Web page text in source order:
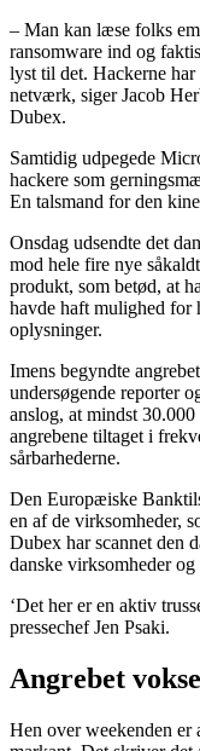
– Man kan læse folks
ransomware ind og
lyst til det. Hackerne
netværk, siger Jacob
Dubex.
Samtidig udpegede
hackere som
En talsmand for den
Onsdag udsendte det
mod hele fire nye
produkt, som betød, at
havde haft mulighed for
oplysninger.
Imens begyndte
undersøgende reporter
anslog, at mindst
angrebene tiltaget i
sårbarhederne.
Den Europæiske
en af de virksomheder,
Dubex har scannet den
danske virksomheder
‘Det her er en aktiv
pressechef Jen Psaki.
Angrebet
Hen over weekenden er